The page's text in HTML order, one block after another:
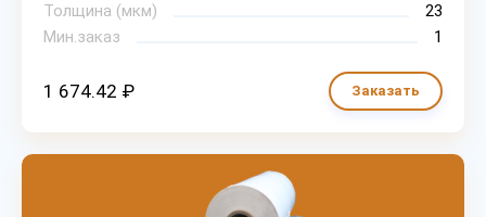
Толщина (мкм)
23
Мин.заказ
1
1 674.42 ₽ Заказать